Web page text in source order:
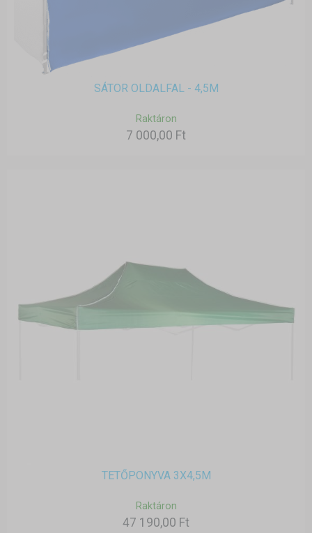
SÁTOR OLDALFAL - 4,5M
Raktáron
7 000,00 Ft
TETŐPONYVA 3X4,5M
Raktáron
47 190,00 Ft